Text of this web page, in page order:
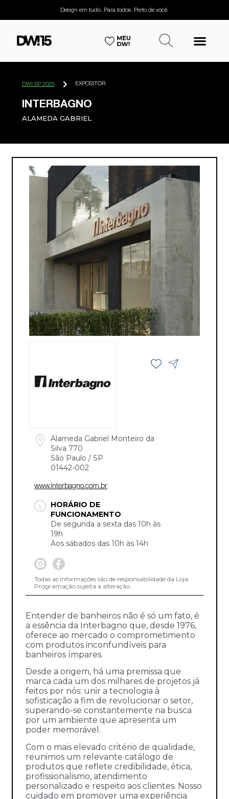
Design em tudo. Para todos. Perto de você.
DW! SP 2025 EXPOSITOR
INTERBAGNO
ALAMEDA GABRIEL
Alameda Gabriel Monteiro da
Silva 770
São Paulo / SP
01442-002
www.interbagno.com.br
HORÁRIO DE
FUNCIONAMENTO
De segunda a sexta das 10h às
19h
Aos sábados das 10h às 14h
Todas as informações são de responsabilidade da Loja.
Programação sujeita a alteração.
Entender de banheiros não é só um fato, é
a essência da Interbagno que, desde 1976,
oferece ao mercado o comprometimento
com produtos inconfundíveis para
banheiros ímpares.
Desde a origem, há uma premissa que
marca cada um dos milhares de projetos já
feitos por nós: unir a tecnologia à
sofisticação a fim de revolucionar o setor,
superando-se constantemente na busca
por um ambiente que apresenta um
poder memorável.
Com o mais elevado critério de qualidade,
reunimos um relevante catálogo de
produtos que reflete credibilidade, ética,
profissionalismo, atendimento
personalizado e respeito aos clientes. Nosso
cuidado em promover uma experiência